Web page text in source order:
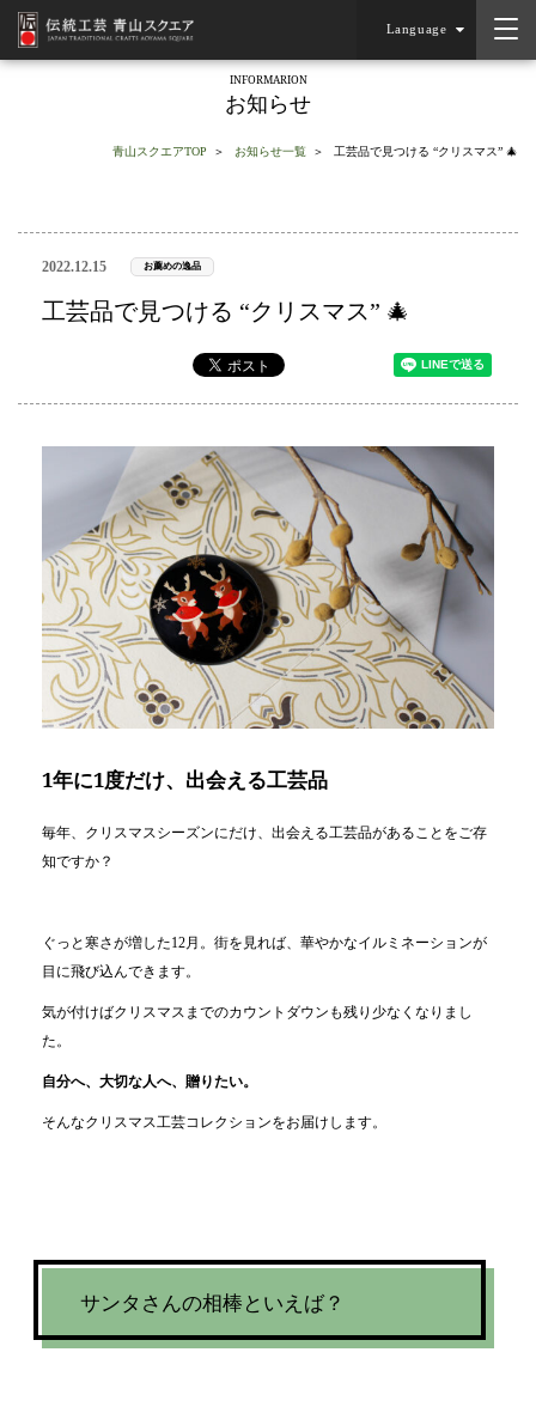
Language
INFORMARION
お知らせ
青山スクエアTOP お知らせ一覧 工芸品で見つける “クリスマス” 🎄
2022.12.15 お薦めの逸品
工芸品で見つける “クリスマス” 🎄
1年に1度だけ、出会える工芸品
毎年、クリスマスシーズンにだけ、出会える工芸品があることをご存
知ですか？
ぐっと寒さが増した12月。街を見れば、華やかなイルミネーションが
目に飛び込んできます。
気が付けばクリスマスまでのカウントダウンも残り少なくなりまし
た。
自分へ、大切な人へ、贈りたい。
そんなクリスマス工芸コレクションをお届けします。
サンタさんの相棒といえば？